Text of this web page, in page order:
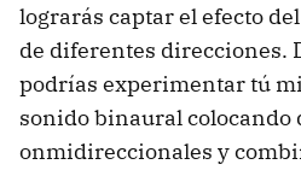
lograrás captar el efecto
de diferentes direcciones.
podrías experimentar tú
sonido binaural colocando
onmidireccionales y